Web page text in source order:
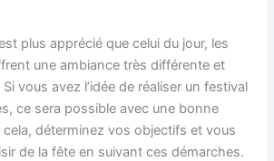
plus apprécié que celui du jour, les
une ambiance très différente et
vous avez l’idée de réaliser un festival
ce sera possible avec une bonne
déterminez vos objectifs et vous
de la fête en suivant ces démarches.